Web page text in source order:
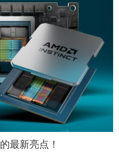
最新亮点！